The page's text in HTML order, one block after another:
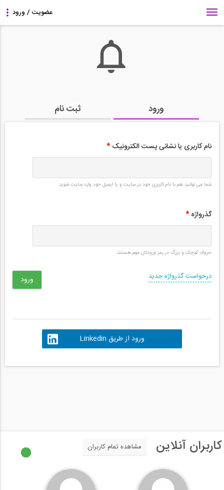
ورود ثبت نام
نام کاربری یا نشانی پست الکترونیک *
شما می توانید هم با نام کاربری خود در سایت و یا ایمیل خود وارد سایت شوید.
گذرواژه *
حروف کوچک و بزرگ در رمز ورودتان مهم هستند.
درخواست گذرواژه جدید
ورود از طریق Linkedin
کاربران آنلاین مشاهده تمام کاربران